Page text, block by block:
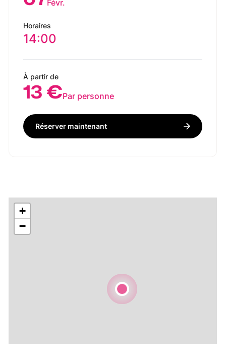
Févr.
Horaires
14:00
À partir de
13 €Par personne
Réserver maintenant
+
−